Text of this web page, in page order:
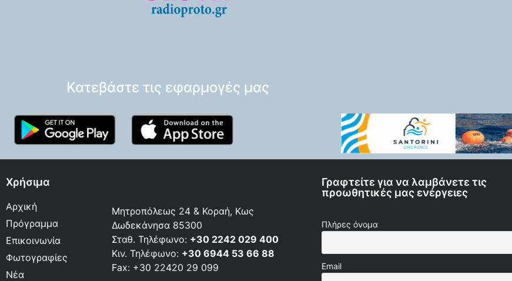
Κατεβάστε τις εφαρμογές μας
Χρήσιμα
Αρχική
Πρόγραμμα
Επικοινωνία
Φωτογραφίες
Νέα
Μητροπόλεως 24 & Κοραή, Κως
Δωδεκάνησα 85300
Σταθ. Τηλέφωνο: +30 2242 029 400
Κιν. Τηλέφωνο: +30 6944 53 66 88
Fax: +30 22420 29 099
Γραφτείτε για να λαμβάνετε τις
προωθητικές μας ενέργειες
Πλήρες όνομα
Email